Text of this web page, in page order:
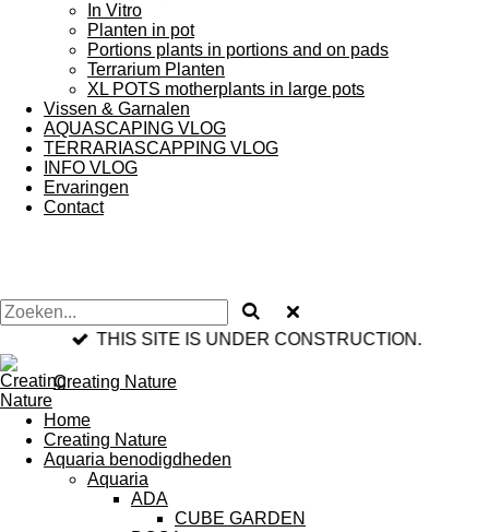
In Vitro
Planten in pot
Portions plants in portions and on pads
Terrarium Planten
XL POTS motherplants in large pots
Vissen & Garnalen
AQUASCAPING VLOG
TERRARIASCAPPING VLOG
INFO VLOG
Ervaringen
Contact
THIS SITE IS UNDER CONSTRUCTION.
Creating Nature
Home
Creating Nature
Aquaria benodigdheden
Aquaria
ADA
CUBE GARDEN